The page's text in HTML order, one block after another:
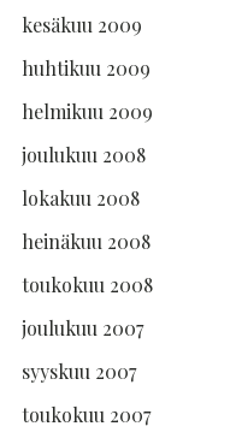
kesäkuu 2009
huhtikuu 2009
helmikuu 2009
joulukuu 2008
lokakuu 2008
heinäkuu 2008
toukokuu 2008
joulukuu 2007
syyskuu 2007
toukokuu 2007